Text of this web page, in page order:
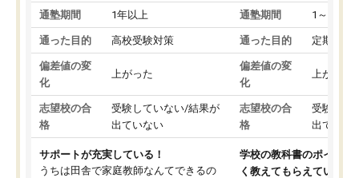
通塾期間 1年以上
通った目的 高校受験対策
偏差値の変
化
上がった
志望校の合
格
受験していない/結果が
出ていない
サポートが充実している！
うちは田舎で家庭教師なんてできるの
通塾期間 1～3ヵ月
通った目的 定期テス
偏差値の変
化
上がった
志望校の合
格
受験して
出ていな
学校の教科書のポイント
く教えてもらえている